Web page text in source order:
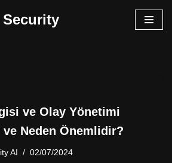
ve Olay Yönetimi
ve Neden Önemlidir?
AI 02/07/2024